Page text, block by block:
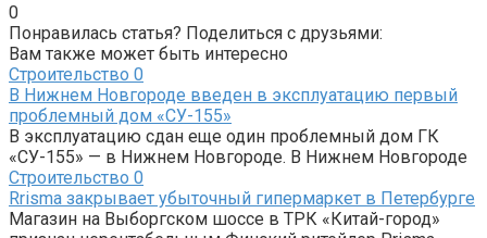
0
Понравилась статья? Поделиться с друзьями:
Вам также может быть интересно
Строительство 0
В Нижнем Новгороде введен в эксплуатацию первый
проблемный дом «СУ-155»
В эксплуатацию сдан еще один проблемный дом ГК
«СУ-155» — в Нижнем Новгороде. В Нижнем Новгороде
Строительство 0
Rrisma закрывает убыточный гипермаркет в Петербурге
Магазин на Выборгском шоссе в ТРК «Китай-город»